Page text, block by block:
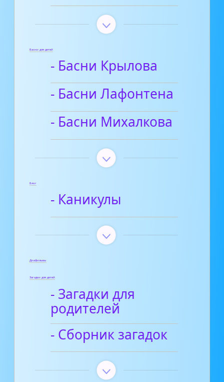
Басни для детей
- Басни Крылова
- Басни Лафонтена
- Басни Михалкова
Блог
- Каникулы
Диафильмы
Загадки для детей
- Загадки для
родителей
- Сборник загадок